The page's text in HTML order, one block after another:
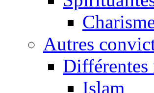
Autres
Islam